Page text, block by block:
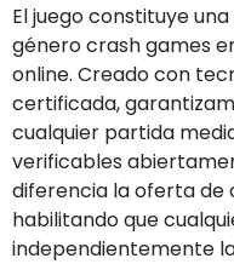
El juego constituye
género crash games
online. Creado con
certificada,
cualquier partida
verificables
diferencia la oferta de
habilitando que
independientemente